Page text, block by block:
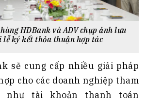
HDBank và ADV chụp ảnh lưu
lễ ký kết thỏa thuận hợp tác
sẽ cung cấp nhiều giải pháp
cho các doanh nghiệp tham
như tài khoản thanh toán